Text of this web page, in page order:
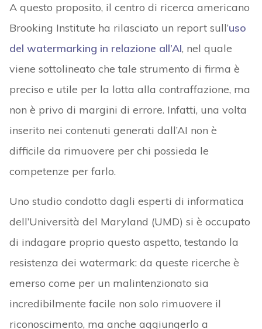
A questo proposito, il centro di ricerca americano
Brooking Institute ha rilasciato un report sull’uso
del watermarking in relazione all’AI, nel quale
viene sottolineato che tale strumento di firma è
preciso e utile per la lotta alla contraffazione, ma
non è privo di margini di errore. Infatti, una volta
inserito nei contenuti generati dall’AI non è
difficile da rimuovere per chi possieda le
competenze per farlo.
Uno studio condotto dagli esperti di informatica
dell’Università del Maryland (UMD) si è occupato
di indagare proprio questo aspetto, testando la
resistenza dei watermark: da queste ricerche è
emerso come per un malintenzionato sia
incredibilmente facile non solo rimuovere il
riconoscimento, ma anche aggiungerlo a